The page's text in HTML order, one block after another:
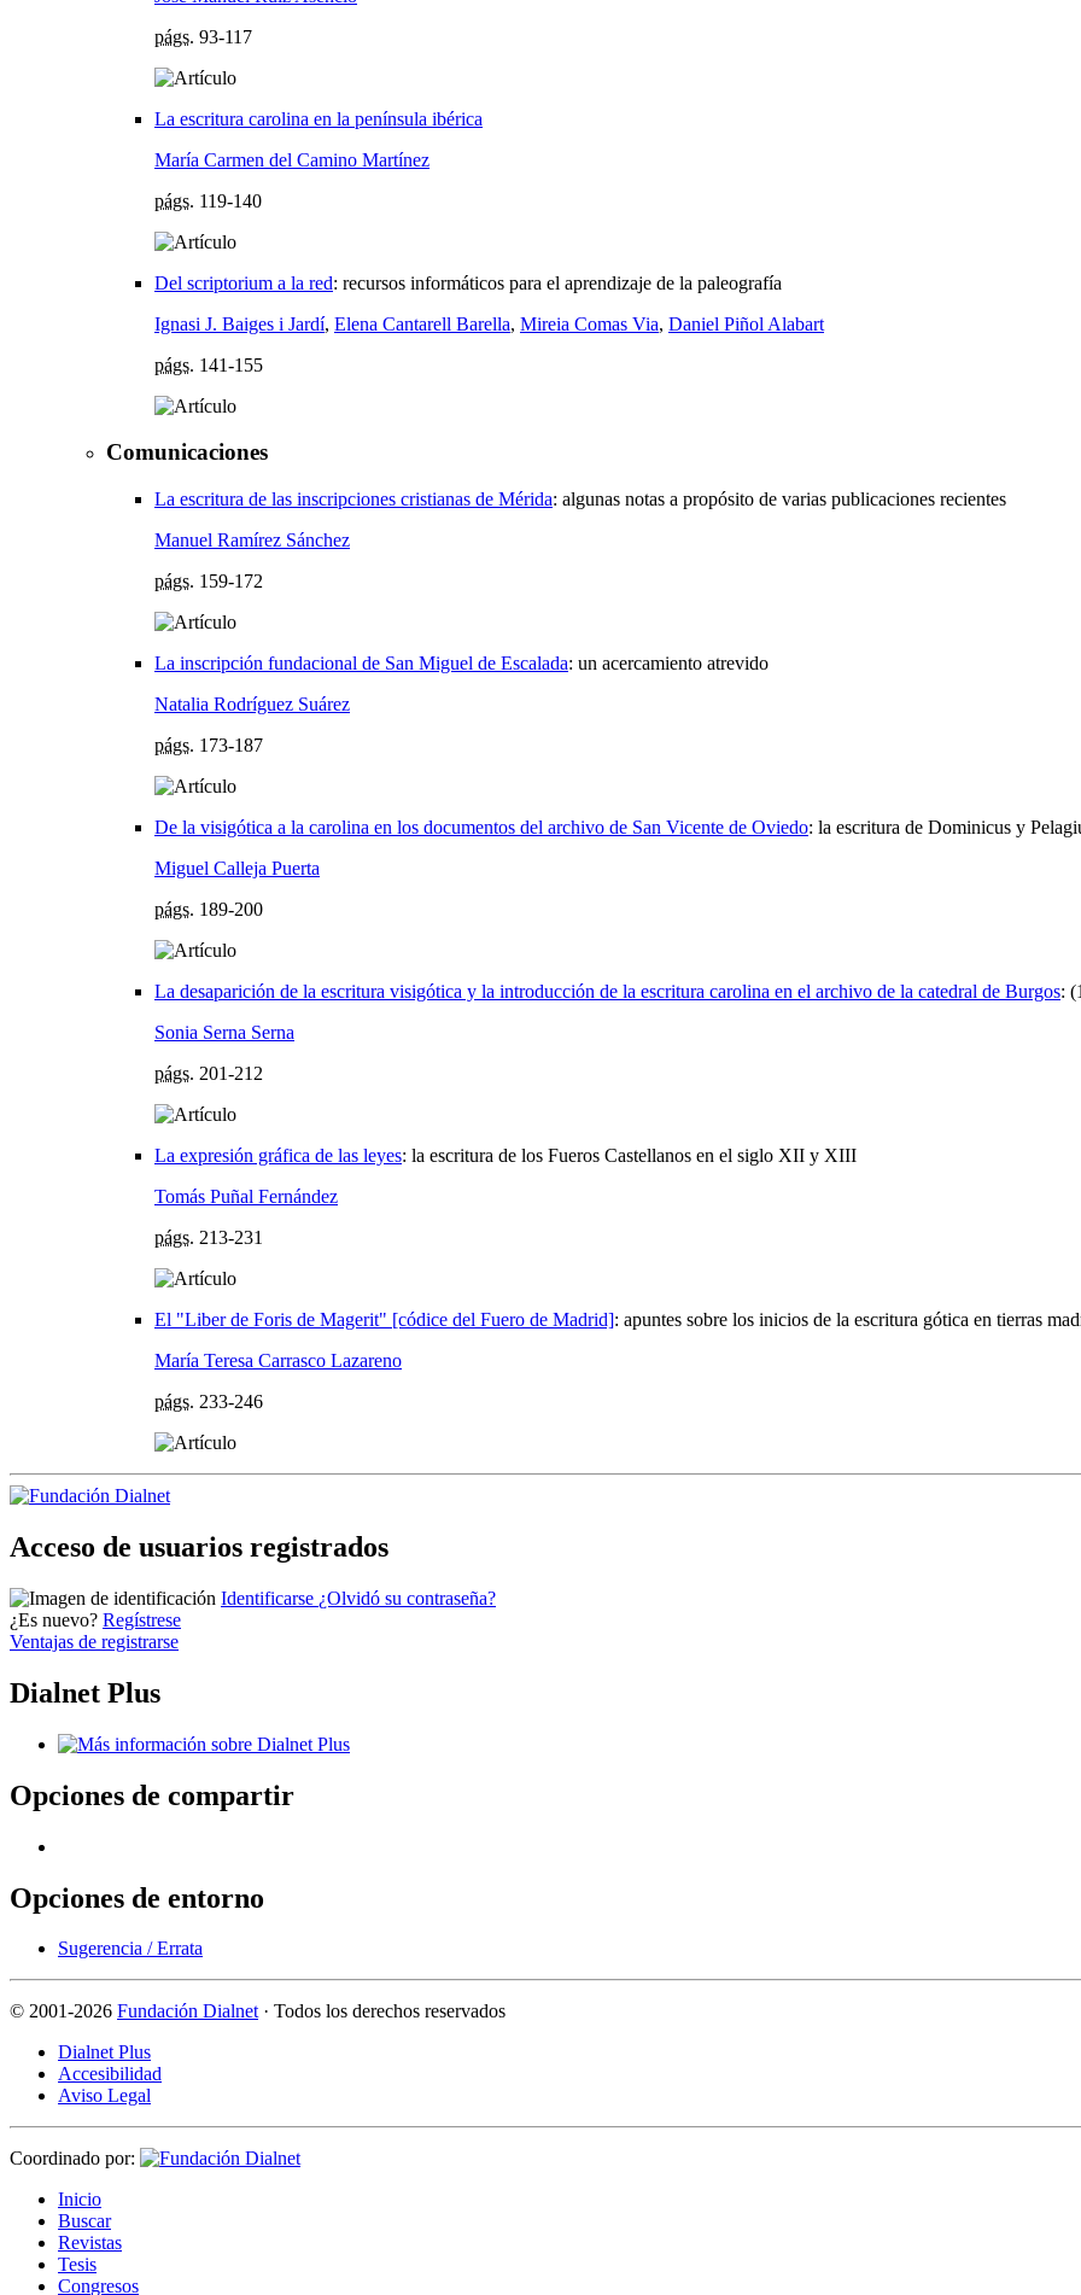
págs. 93-117
La escritura carolina en la península ibérica
María Carmen del Camino Martínez
págs. 119-140
Del scriptorium a la red: recursos informáticos para el aprendizaje de la paleografía
Ignasi J. Baiges i Jardí, Elena Cantarell Barella, Mireia Comas Via, Daniel Piñol Alabart
págs. 141-155
Comunicaciones
La escritura de las inscripciones cristianas de Mérida: algunas notas a propósito de varias publicaciones recientes
Manuel Ramírez Sánchez
págs. 159-172
La inscripción fundacional de San Miguel de Escalada: un acercamiento atrevido
Natalia Rodríguez Suárez
págs. 173-187
De la visigótica a la carolina en los documentos del archivo de San Vicente de Oviedo: la escritura de Dominicus y
Miguel Calleja Puerta
págs. 189-200
La desaparición de la escritura visigótica y la introducción de la escritura carolina en el archivo de la catedral de Burgos:
Sonia Serna Serna
págs. 201-212
La expresión gráfica de las leyes: la escritura de los Fueros Castellanos en el siglo XII y XIII
Tomás Puñal Fernández
págs. 213-231
El "Liber de Foris de Magerit" [códice del Fuero de Madrid]: apuntes sobre los inicios de la escritura gótica en tierras
María Teresa Carrasco Lazareno
págs. 233-246
Acceso de usuarios registrados
Identificarse ¿Olvidó su contraseña?
¿Es nuevo? Regístrese
Ventajas de registrarse
Dialnet Plus
Opciones de compartir
Opciones de entorno
Sugerencia / Errata
© 2001-2026 Fundación Dialnet· Todos los derechos reservados
Dialnet Plus
Accesibilidad
Aviso Legal
Coordinado por:
Inicio
Buscar
Revistas
Tesis
Congresos